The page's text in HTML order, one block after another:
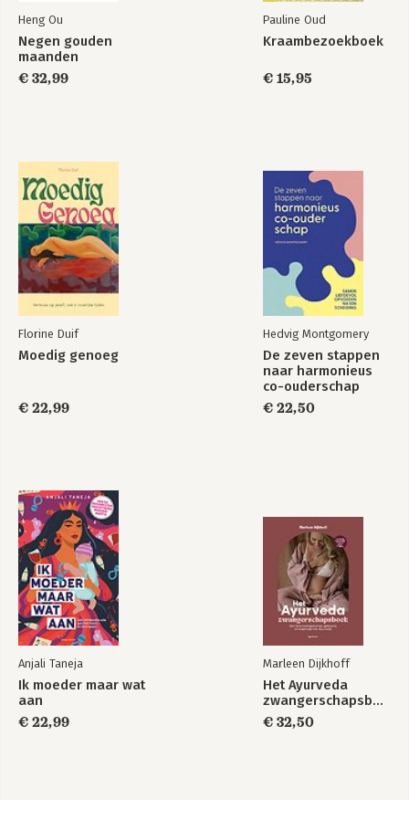
Heng Ou
Negen gouden
maanden
€ 32,99
Pauline Oud
Kraambezoekboek
€ 15,95
Florine Duif
Moedig genoeg
€ 22,99
Hedvig Montgomery
De zeven stappen
naar harmonieus
co-ouderschap
€ 22,50
Anjali Taneja
Ik moeder maar wat
aan
€ 22,99
Marleen Dijkhoff
Het Ayurveda
zwangerschapsboek
€ 32,50